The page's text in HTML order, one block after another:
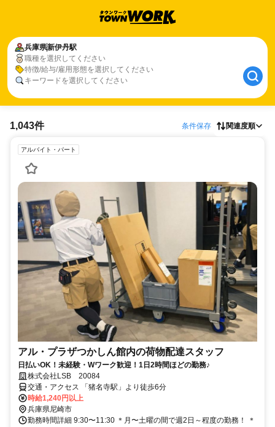
兵庫県新伊丹駅
職種を選択してください
特徴/給与/雇用形態を選択してください
キーワードを選択してください
1,043件 条件保存 関連度順
アルバイト・パート
アル・プラザつかしん館内の荷物配達スタッフ
日払いOK！未経験・Wワーク歓迎！1日2時間ほどの勤務♪
株式会社LSB 20084
交通・アクセス 「猪名寺駅」より徒歩6分
時給1,240円以上
兵庫県尼崎市
勤務時間詳細 9:30〜11:30 ＊月〜土曜の間で週2日～程度の勤務！ ＊